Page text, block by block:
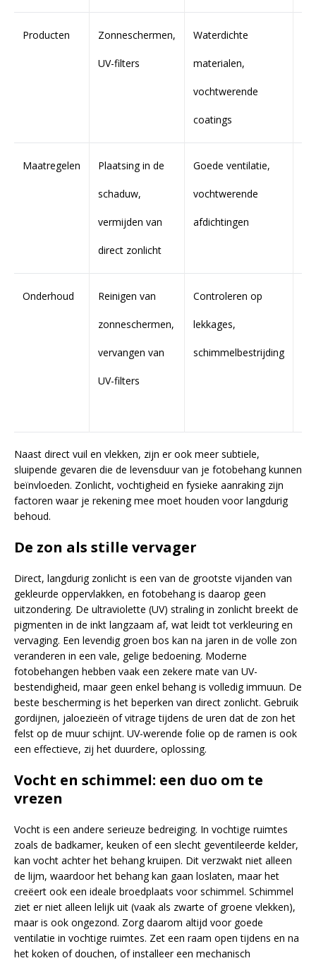
Producten Zonneschermen,
UV-filters
Waterdichte
materialen,
vochtwerende
coatings
Maatregelen Plaatsing in de
schaduw,
vermijden van
direct zonlicht
Goede ventilatie,
vochtwerende
afdichtingen
Onderhoud Reinigen van
zonneschermen,
vervangen van
UV-filters
Controleren op
lekkages,
schimmelbestrijding
Naast direct vuil en vlekken, zijn er ook meer subtiele,
sluipende gevaren die de levensduur van je fotobehang kunnen
beïnvloeden. Zonlicht, vochtigheid en fysieke aanraking zijn
factoren waar je rekening mee moet houden voor langdurig
behoud.
De zon als stille vervager
Direct, langdurig zonlicht is een van de grootste vijanden van
gekleurde oppervlakken, en fotobehang is daarop geen
uitzondering. De ultraviolette (UV) straling in zonlicht breekt de
pigmenten in de inkt langzaam af, wat leidt tot verkleuring en
vervaging. Een levendig groen bos kan na jaren in de volle zon
veranderen in een vale, gelige bedoening. Moderne
fotobehangen hebben vaak een zekere mate van UV-
bestendigheid, maar geen enkel behang is volledig immuun. De
beste bescherming is het beperken van direct zonlicht. Gebruik
gordijnen, jaloezieën of vitrage tijdens de uren dat de zon het
felst op de muur schijnt. UV-werende folie op de ramen is ook
een effectieve, zij het duurdere, oplossing.
Vocht en schimmel: een duo om te
vrezen
Vocht is een andere serieuze bedreiging. In vochtige ruimtes
zoals de badkamer, keuken of een slecht geventileerde kelder,
kan vocht achter het behang kruipen. Dit verzwakt niet alleen
de lijm, waardoor het behang kan gaan loslaten, maar het
creëert ook een ideale broedplaats voor schimmel. Schimmel
ziet er niet alleen lelijk uit (vaak als zwarte of groene vlekken),
maar is ook ongezond. Zorg daarom altijd voor goede
ventilatie in vochtige ruimtes. Zet een raam open tijdens en na
het koken of douchen, of installeer een mechanisch